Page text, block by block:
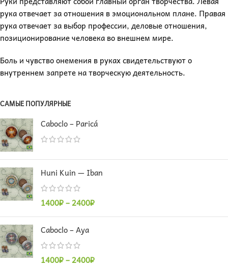
рука отвечает за отношения в эмоциональном плане. Правая
рука отвечает за выбор профессии, деловые отношения,
позиционирование человека во внешнем мире.
Боль и чувство онемения в руках свидетельствуют о
внутреннем запрете на творческую деятельность.
САМЫЕ ПОПУЛЯРНЫЕ
Caboclo – Paricá
Huni Kuin — Iban
1400₽–2400₽
Caboclo – Aya
1400₽–2400₽